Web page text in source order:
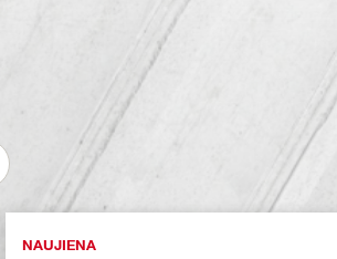
NAUJIENA